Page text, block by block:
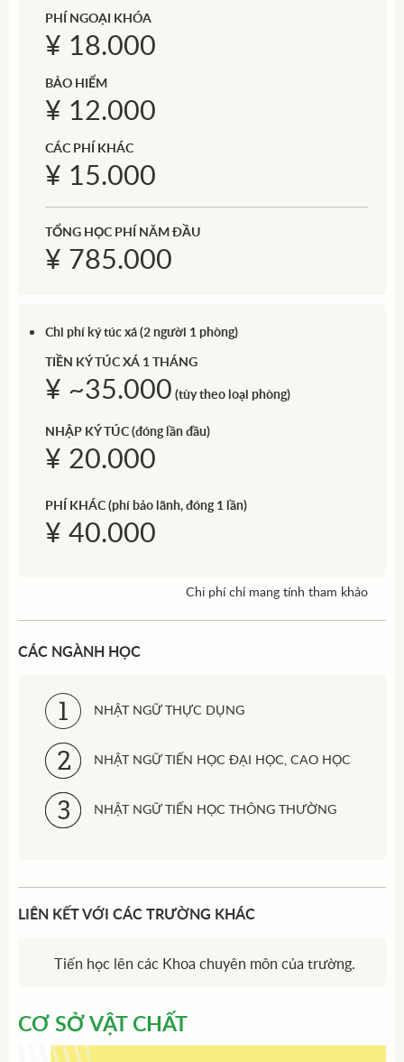
PHÍ NGOẠI KHÓA
¥ 18.000
BẢO HIỂM
¥ 12.000
CÁC PHÍ KHÁC
¥ 15.000
TỔNG HỌC PHÍ NĂM ĐẦU
¥ 785.000
Chi phí ký túc xá (2 người 1 phòng)
TIỀN KÝ TÚC XÁ 1 THÁNG
¥ ~35.000 (tùy theo loại phòng)
NHẬP KÝ TÚC (đóng lần đầu)
¥ 20.000
PHÍ KHÁC (phí bảo lãnh, đóng 1 lần)
¥ 40.000
Chi phí chỉ mang tính tham khảo
CÁC NGÀNH HỌC
NHẬT NGỮ THỰC DỤNG
NHẬT NGỮ TIẾN HỌC ĐẠI HỌC, CAO HỌC
NHẬT NGỮ TIẾN HỌC THÔNG THƯỜNG
LIÊN KẾT VỚI CÁC TRƯỜNG KHÁC
Tiến học lên các Khoa chuyên môn của trường.
CƠ SỞ VẬT CHẤT